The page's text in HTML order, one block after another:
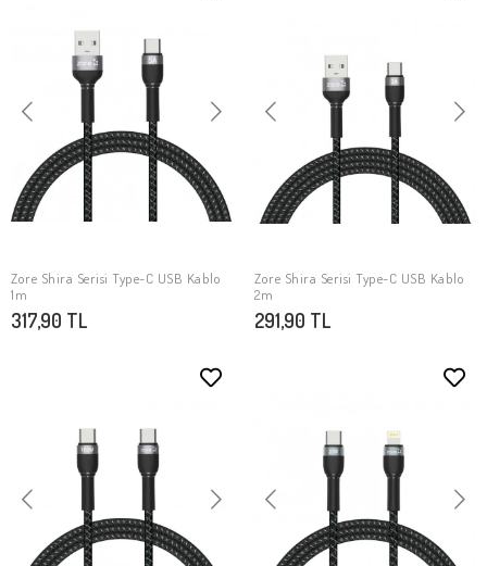
SEPETE EKLE
Zore Shira Serisi Type-C USB Kablo
1m
317,90 TL
SEPETE EKLE
Zore Shira Serisi Type-C USB Kablo
2m
291,90 TL